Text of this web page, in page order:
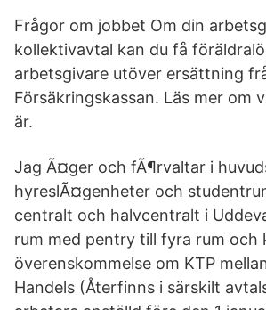
Frågor om jobbet Om din
kollektivavtal kan du få
arbetsgivare utöver ersättning
Försäkringskassan. Läs mer om
är.
Jag Ã¤ger och fÃ¶rvaltar i
hyreslÃ¤genheter och
centralt och halvcentralt i
rum med pentry till fyra rum och
överenskommelse om KTP
Handels (Återfinns i särskilt